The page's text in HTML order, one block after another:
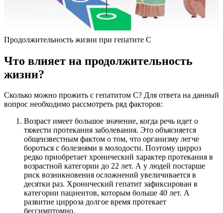
Продолжительность жизни при гепатите С
Что влияет на продолжительность
жизни?
Сколько можно прожить с гепатитом С? Для ответа на данный
вопрос необходимо рассмотреть ряд факторов:
Возраст имеет большое значение, когда речь идет о
тяжести протекания заболевания. Это объясняется
общеизвестным фактом о том, что организму легче
бороться с болезнями в молодости. Поэтому цирроз
редко приобретает хронический характер протекания в
возрастной категории до 22 лет. А у людей постарше
риск возникновения осложнений увеличивается в
десятки раз. Хронический гепатит зафиксирован в
категории пациентов, которым больше 40 лет. А
развитие цирроза долгое время протекает
бессимптомно.